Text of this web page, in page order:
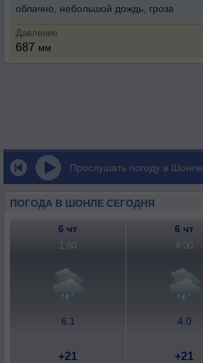
облачно, небольшой дождь, гроза
Давление
687 мм
Прослушать погоду в Шонле
ПОГОДА В ШОНЛЕ СЕГОДНЯ
6 чт 6 чт
1:00 4:00
6.1 4.0
+21 +21